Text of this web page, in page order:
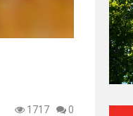
1717 0